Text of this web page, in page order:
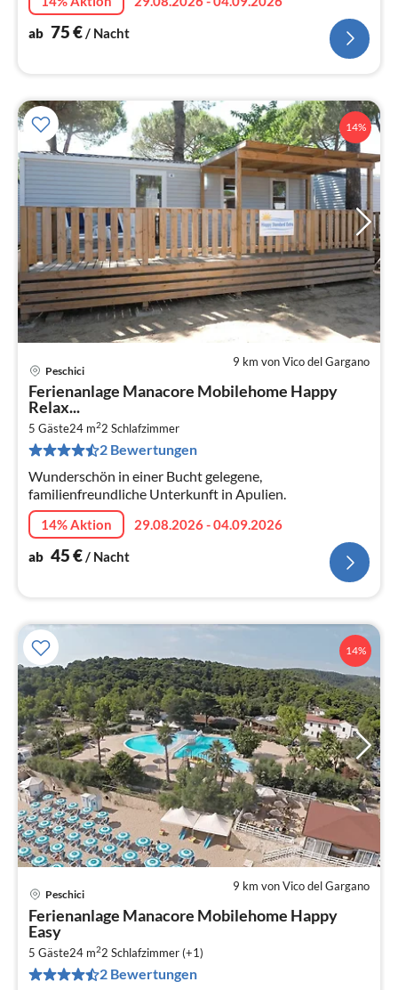
ab 75€/ Nacht
14%
9 km von Vico del Gargano
Peschici
Ferienanlage Manacore Mobilehome Happy
Relax...
5 Gäste24 m22 Schlafzimmer
2 Bewertungen
Wunderschön in einer Bucht gelegene,
familienfreundliche Unterkunft in Apulien.
14% Aktion
29.08.2026 - 04.09.2026
ab 45€/ Nacht
14%
9 km von Vico del Gargano
Peschici
Ferienanlage Manacore Mobilehome Happy
Easy
5 Gäste24 m22 Schlafzimmer (+1)
2 Bewertungen